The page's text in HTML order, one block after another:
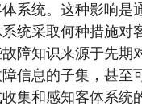
体系统。这种影响
统采取何种措施对
障知识来源于先期
信息的子集，甚至
集和感知客体系统